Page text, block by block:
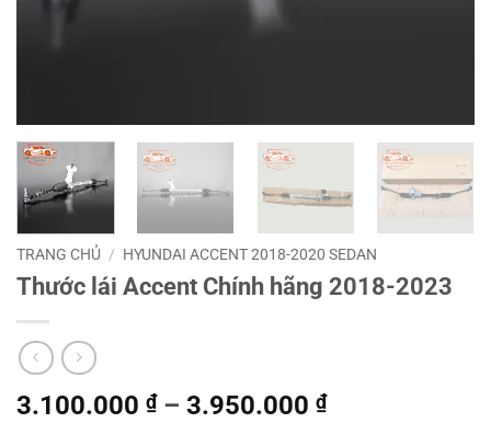
TRANG CHỦ / HYUNDAI ACCENT 2018-2020 SEDAN
Thước lái Accent Chính hãng 2018-2023
3.100.000 ₫– 3.950.000 ₫